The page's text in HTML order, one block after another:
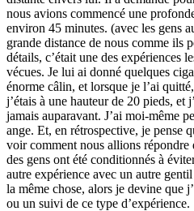
nous avions commencé une
environ 45 minutes. (avec les gens
grande distance de nous comme ils
détails, c’était une des expériences
vécues. Je lui ai donné quelques
énorme câlin, et lorsque je l’ai
j’étais à une hauteur de 20 pieds, et
jamais auparavant. J’ai moi-même
ange. Et, en rétrospective, je pense
voir comment nous allions répondre
des gens ont été conditionnés à
autre expérience avec un autre
la même chose, alors je devine que
ou un suivi de ce type d’expérience.